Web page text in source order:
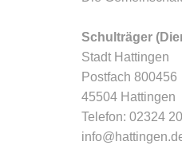
Schulträger
Stadt Hattingen
Postfach 800456
45504 Hattingen
Telefon: 02324